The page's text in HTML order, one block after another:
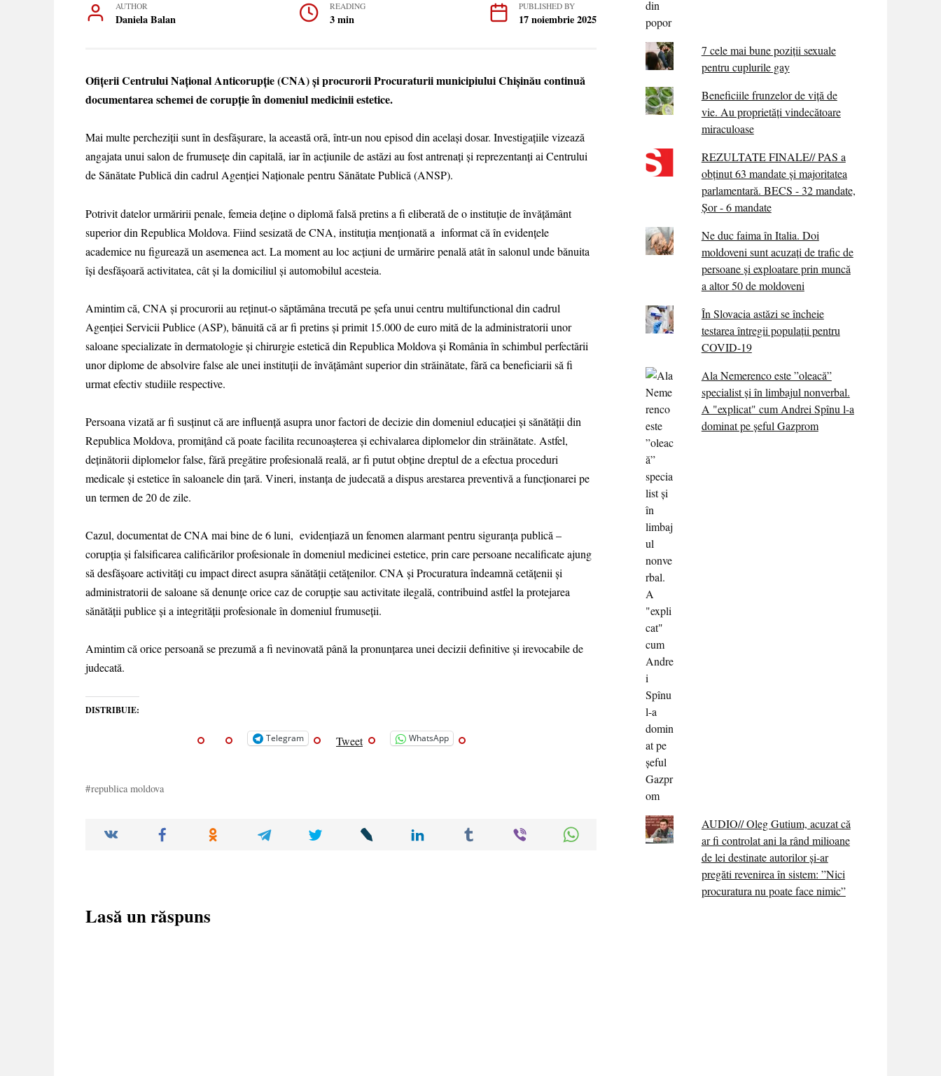
AUTHOR
Daniela Balan
READING
3 min
PUBLISHED BY
17 noiembrie 2025
Ofițerii Centrului Național Anticorupție (CNA) și procurorii Procuraturii municipiului Chișinău continuă
documentarea schemei de corupție în domeniul medicinii estetice.
Mai multe percheziții sunt în desfășurare, la această oră, într-un nou episod din același dosar. Investigațiile vizează
angajata unui salon de frumusețe din capitală, iar în acțiunile de astăzi au fost antrenați și reprezentanți ai Centrului
de Sănătate Publică din cadrul Agenției Naționale pentru Sănătate Publică (ANSP).
Potrivit datelor urmăririi penale, femeia deține o diplomă falsă pretins a fi eliberată de o instituție de învățământ
superior din Republica Moldova. Fiind sesizată de CNA, instituția menționată a informat că în evidențele
academice nu figurează un asemenea act. La moment au loc acțiuni de urmărire penală atât în salonul unde bănuita
își desfășoară activitatea, cât și la domiciliul și automobilul acesteia.
Amintim că, CNA și procurorii au reținut-o săptămâna trecută pe șefa unui centru multifunctional din cadrul
Agenției Servicii Publice (ASP), bănuită că ar fi pretins și primit 15.000 de euro mită de la administratorii unor
saloane specializate în dermatologie și chirurgie estetică din Republica Moldova și România în schimbul perfectării
unor diplome de absolvire false ale unei instituții de învățământ superior din străinătate, fără ca beneficiarii să fi
urmat efectiv studiile respective.
Persoana vizată ar fi susținut că are influență asupra unor factori de decizie din domeniul educației și sănătății din
Republica Moldova, promițând că poate facilita recunoașterea și echivalarea diplomelor din străinătate. Astfel,
deținătorii diplomelor false, fără pregătire profesională reală, ar fi putut obține dreptul de a efectua proceduri
medicale și estetice în saloanele din țară. Vineri, instanța de judecată a dispus arestarea preventivă a funcționarei pe
un termen de 20 de zile.
Cazul, documentat de CNA mai bine de 6 luni, evidențiază un fenomen alarmant pentru siguranța publică –
corupția și falsificarea calificărilor profesionale în domeniul medicinei estetice, prin care persoane necalificate ajung
să desfășoare activități cu impact direct asupra sănătății cetățenilor. CNA și Procuratura îndeamnă cetățenii și
administratorii de saloane să denunțe orice caz de corupție sau activitate ilegală, contribuind astfel la protejarea
sănătății publice și a integrității profesionale în domeniul frumuseții.
Amintim că orice persoană se prezumă a fi nevinovată până la pronunțarea unei decizii definitive și irevocabile de
judecată.
DISTRIBUIE:
Telegram Tweet WhatsApp
republica moldova
Lasă un răspuns
7 cele mai bune poziții sexuale
pentru cuplurile gay
Beneficiile frunzelor de viță de
vie. Au proprietăţi vindecătoare
miraculoase
REZULTATE FINALE// PAS a
obținut 63 mandate și majoritatea
parlamentară. BECS - 32 mandate,
Șor - 6 mandate
Ne duc faima în Italia. Doi
moldoveni sunt acuzați de trafic de
persoane și exploatare prin muncă
a altor 50 de moldoveni
În Slovacia astăzi se încheie
testarea întregii populații pentru
COVID-19
Ala Nemerenco este ”oleacă”
specialist și în limbajul nonverbal.
A "explicat" cum Andrei Spînu l-a
dominat pe șeful Gazprom
AUDIO// Oleg Gutium, acuzat că
ar fi controlat ani la rând milioane
de lei destinate autorilor și-ar
pregăti revenirea în sistem: ”Nici
procuratura nu poate face nimic”